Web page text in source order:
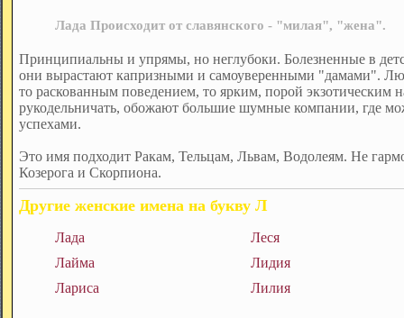
Лада Происходит от славянского - "милая", "жена".
Принципиальны и упрямы, но неглубоки. Болезненные в
они вырастают капризными и самоуверенными "дамами".
то раскованным поведением, то ярким, порой экзотическим
рукодельничать, обожают большие шумные компании, где
успехами.
Это имя подходит Ракам, Тельцам, Львам, Водолеям. Не
Козерога и Скорпиона.
Другие женские имена на букву Л
Лада
Лайма
Лариса
Леся
Лидия
Лилия